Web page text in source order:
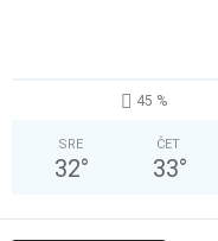
45 %
SRE
32°
ČET
33°